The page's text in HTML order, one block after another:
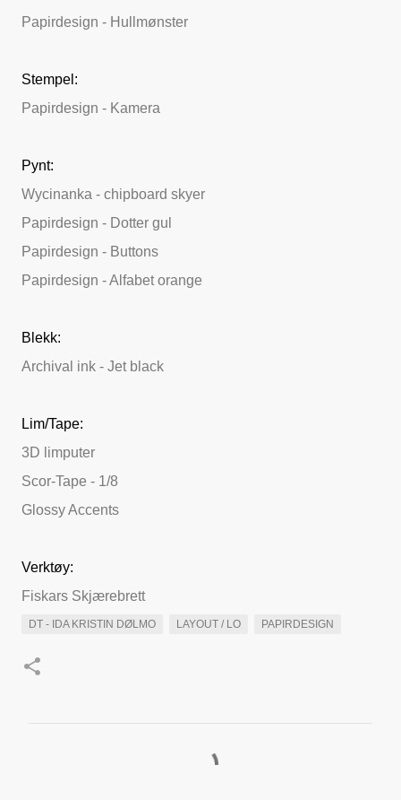
Papirdesign - Hullmønster
Stempel:
Papirdesign - Kamera
Pynt:
Wycinanka - chipboard skyer
Papirdesign - Dotter gul
Papirdesign - Buttons
Papirdesign - Alfabet orange
Blekk:
Archival ink - Jet black
Lim/Tape:
3D limputer
Scor-Tape - 1/8
Glossy Accents
Verktøy:
Fiskars Skjærebrett
DT - IDA KRISTIN DØLMO LAYOUT / LO PAPIRDESIGN